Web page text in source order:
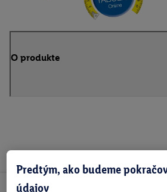
O produkte
Predtým, ako budeme
údajov